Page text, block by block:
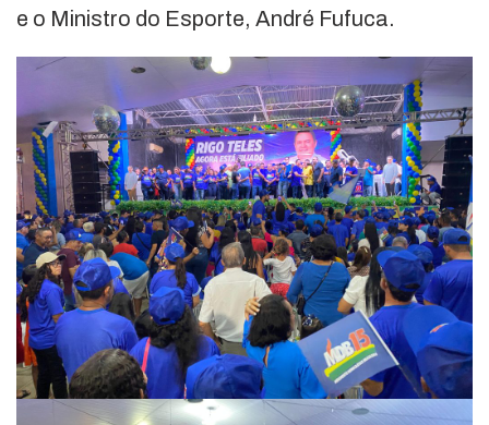
e o Ministro do Esporte, André Fufuca.